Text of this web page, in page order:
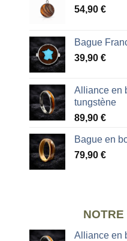
54,90 €
Bague
39,90 €
Alliance en
tungstène
89,90 €
Bague en
79,90 €
Alliance en